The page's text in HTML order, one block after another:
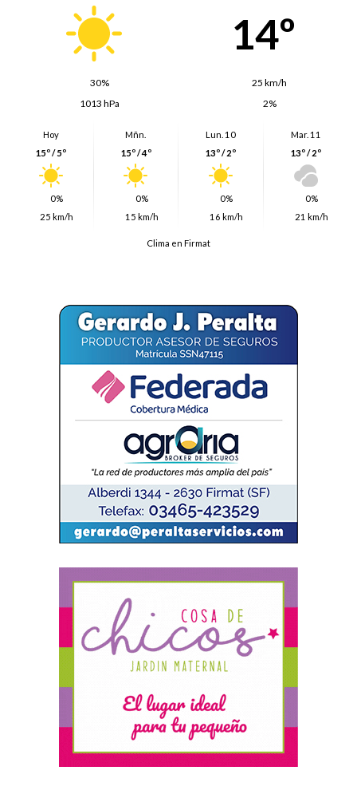
14º
30%
25 km/h
1013 hPa
2%
Hoy
15º / 5º
0%
25 km/h
Mñn.
15º / 4º
0%
15 km/h
Lun. 10
13º / 2º
0%
16 km/h
Mar. 11
13º / 2º
0%
21 km/h
Clima en Firmat